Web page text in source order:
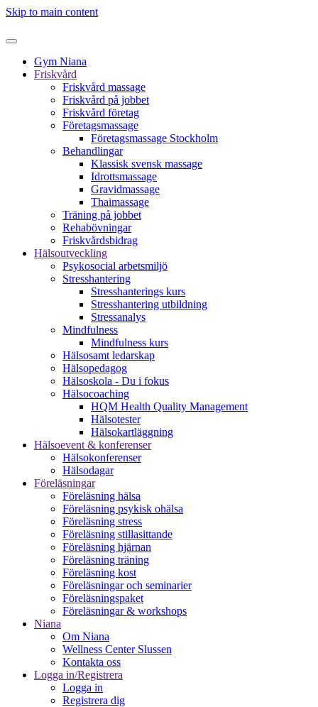
Skip to main content
Gym Niana
Friskvård
Friskvård massage
Friskvård på jobbet
Friskvård företag
Företagsmassage
Företagsmassage Stockholm
Behandlingar
Klassisk svensk massage
Idrottsmassage
Gravidmassage
Thaimassage
Träning på jobbet
Rehabövningar
Friskvårdsbidrag
Hälsoutveckling
Psykosocial arbetsmiljö
Stresshantering
Stresshanterings kurs
Stresshantering utbildning
Stressanalys
Mindfulness
Mindfulness kurs
Hälsosamt ledarskap
Hälsopedagog
Hälsoskola - Du i fokus
Hälsocoaching
HQM Health Quality Management
Hälsotester
Hälsokartläggning
Hälsoevent & konferenser
Hälsokonferenser
Hälsodagar
Föreläsningar
Föreläsning hälsa
Föreläsning psykisk ohälsa
Föreläsning stress
Föreläsning stillasittande
Föreläsning hjärnan
Föreläsning träning
Föreläsning kost
Föreläsningar och seminarier
Föreläsningspaket
Föreläsningar & workshops
Niana
Om Niana
Wellness Center Slussen
Kontakta oss
Logga in/Registrera
Logga in
Registrera dig